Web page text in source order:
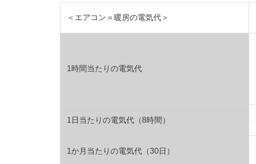
＜エアコン＝暖房の電気代＞
1時間当たりの電気代
1日当たりの電気代（8時間）
1か月当たりの電気代（30日）